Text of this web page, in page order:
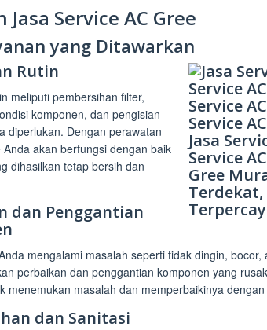
Jasa Service AC Gree
yang Ditawarkan
Rutin
meliputi pembersihan filter,
komponen, dan pengisian
diperlukan. Dengan perawatan
Anda akan berfungsi dengan baik
dihasilkan tetap bersih dan
dan Penggantian
mengalami masalah seperti tidak dingin,
perbaikan dan penggantian komponen yang
menemukan masalah dan memperbaikinya
dan Sanitasi